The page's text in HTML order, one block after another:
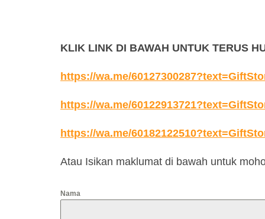
KLIK LINK DI BAWAH UNTUK TERUS
https://wa.me/
https://wa.me/
https://wa.me/
Atau Isikan maklumat di bawah untuk
Nama